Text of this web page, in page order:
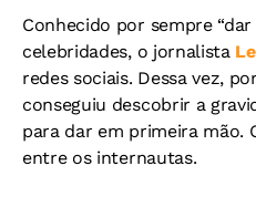
Conhecido por sempre
celebridades, o jornalista
redes sociais. Dessa vez,
conseguiu descobrir a
para dar em primeira mão.
entre os internautas.